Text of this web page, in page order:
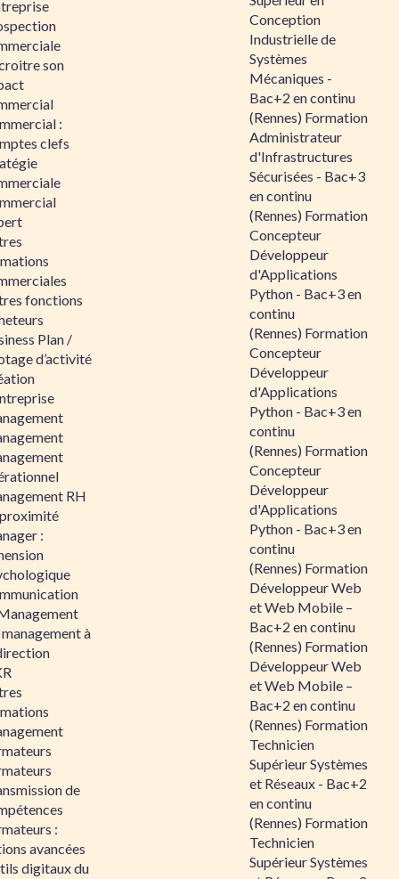
son
:
clefs
fonctions
Plan /
d’activité
RH
:
à
de
:
avancées
digitaux du
Conception
Industrielle de
Systèmes
Mécaniques -
Bac+2 en continu
(Rennes) Formation
Administrateur
d'Infrastructures
Sécurisées - Bac+3
en continu
(Rennes) Formation
Concepteur
Développeur
d'Applications
Python - Bac+3 en
continu
(Rennes) Formation
Concepteur
Développeur
d'Applications
Python - Bac+3 en
continu
(Rennes) Formation
Concepteur
Développeur
d'Applications
Python - Bac+3 en
continu
(Rennes) Formation
Développeur Web
et Web Mobile –
Bac+2 en continu
(Rennes) Formation
Développeur Web
et Web Mobile –
Bac+2 en continu
(Rennes) Formation
Technicien
Supérieur Systèmes
et Réseaux - Bac+2
en continu
(Rennes) Formation
Technicien
Supérieur Systèmes